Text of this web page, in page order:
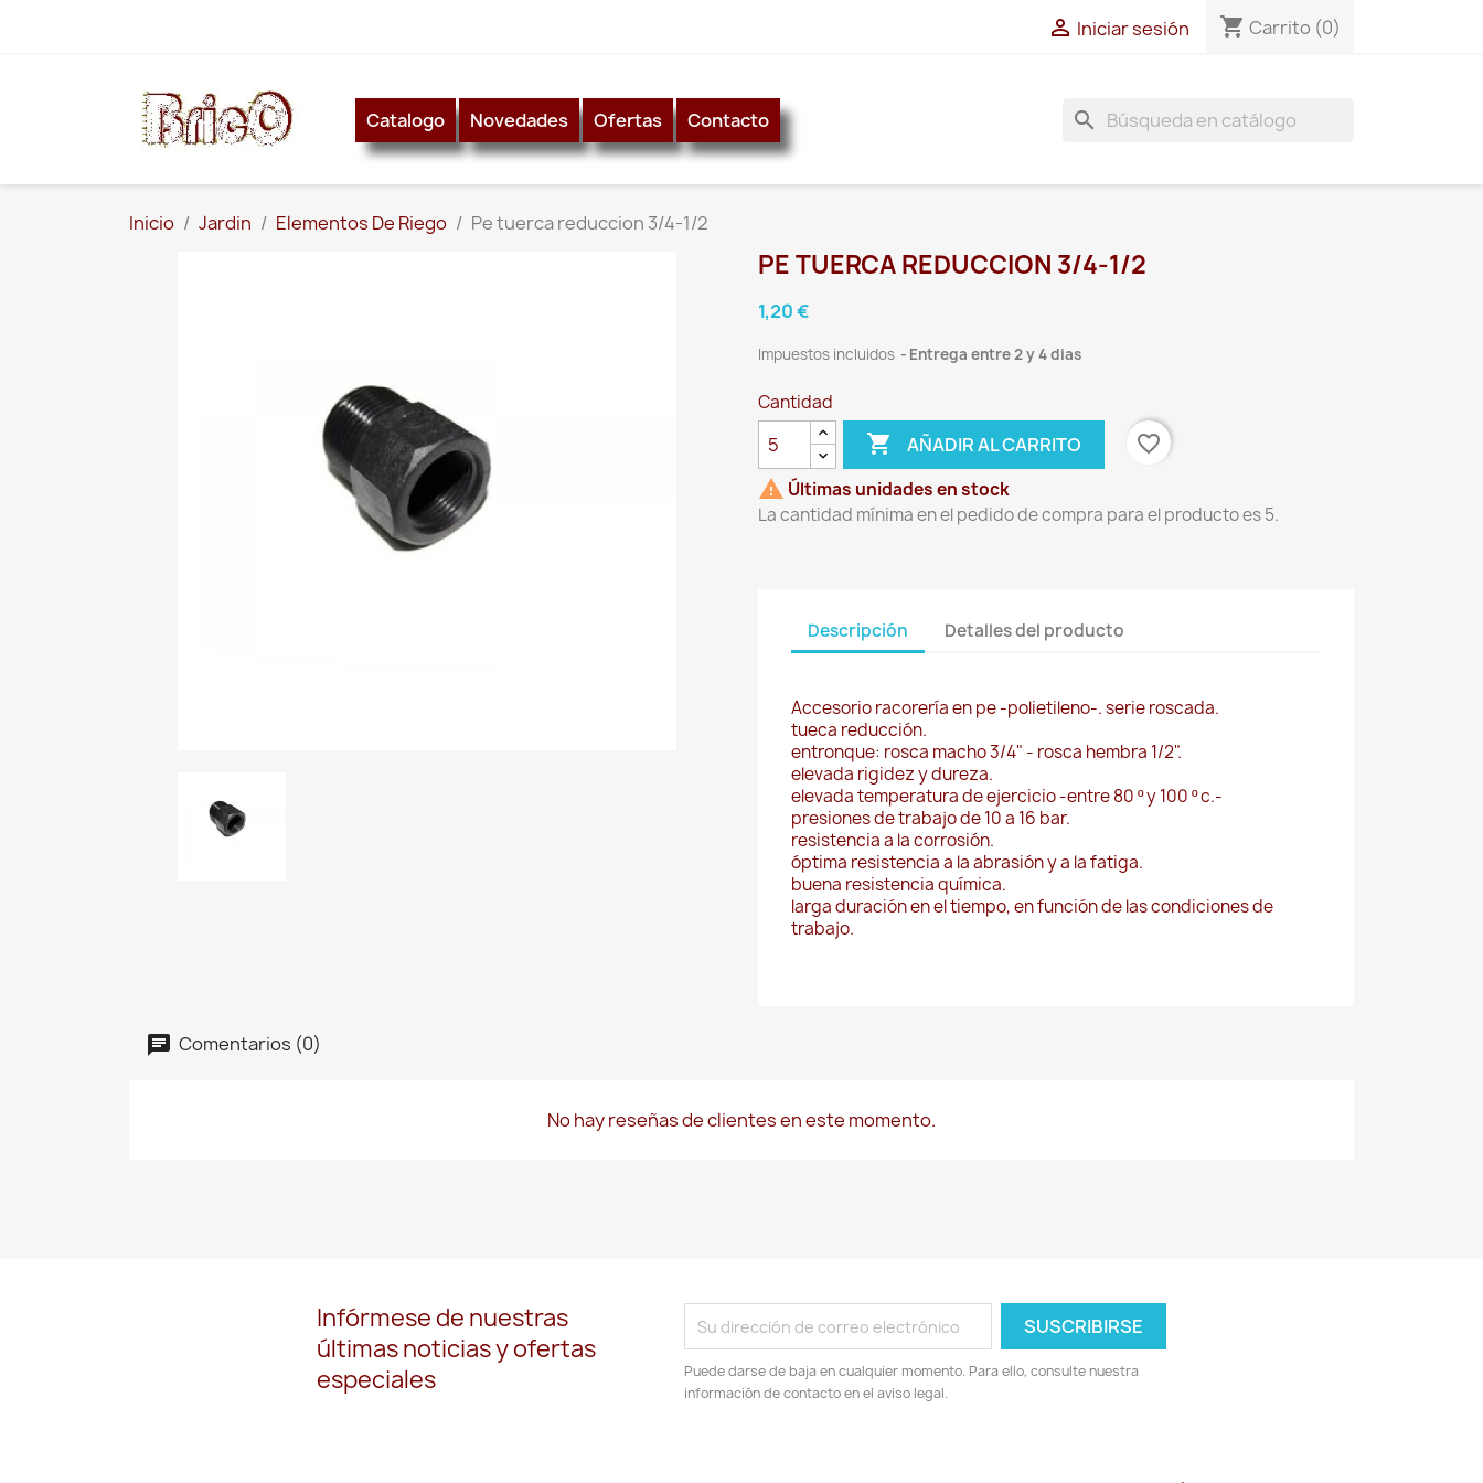
 Iniciar sesión shopping_cart Carrito (0)
Catalogo Novedades Ofertas Contacto search
Inicio Jardin Elementos De Riego Pe tuerca reduccion 3/4-1/2
PE TUERCA REDUCCION 3/4-1/2
1,20 €
Impuestos incluidos Entrega entre 2 y 4 dias
Cantidad
 AÑADIR AL CARRITO
favorite_border
 Últimas unidades en stock
La cantidad mínima en el pedido de compra para el producto es 5.
Descripción Detalles del producto
Accesorio racorería en pe -polietileno-. serie roscada.
tueca reducción.
entronque: rosca macho 3/4" - rosca hembra 1/2".
elevada rigidez y dureza.
elevada temperatura de ejercicio -entre 80 º y 100 º c.-
presiones de trabajo de 10 a 16 bar.
resistencia a la corrosión.
óptima resistencia a la abrasión y a la fatiga.
buena resistencia química.
larga duración en el tiempo, en función de las condiciones de
trabajo.
Comentarios (0)
No hay reseñas de clientes en este momento.
Infórmese de nuestras
últimas noticias y ofertas
especiales
Puede darse de baja en cualquier momento. Para ello, consulte nuestra
información de contacto en el aviso legal.